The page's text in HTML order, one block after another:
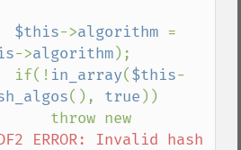
$this->algorithm
->algorithm);
                if(!
in_array($this-
(), true ))
ERROR: Invalid hash